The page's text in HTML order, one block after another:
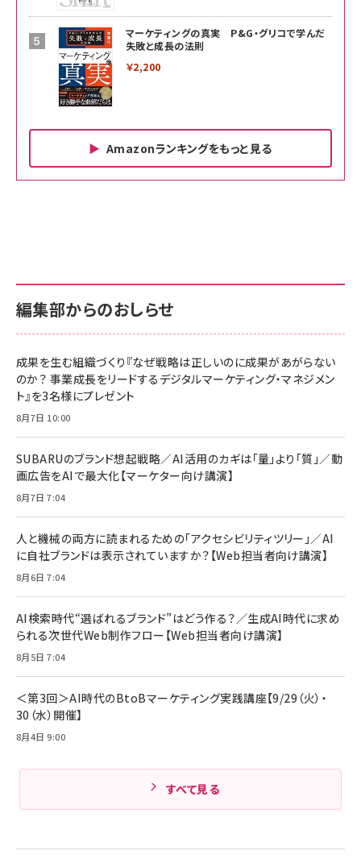
マーケティングの真実 P&G・グリコで学んだ
失敗と成長の法則
￥2,200
Amazonランキングをもっと見る
￥880
anan(アンアン)2026/06/24号 No.2500増刊
スペシャルエディション[王道エンタメの矜持／
￥1,100
anan(アンアン)2026/07/08号 No.2502[2026
￥880
ママ投資家が育休中に１億貯めた株式投資
組織の成果を最大化する ルールのデザイン
￥1,980
Amazonランキングをもっと見る
サポート正規品 メーカー保証5年 KLMEA128G
NIMASO ガラスフィルム iPhone 17 用 保護フィ
すい ガイド枠付き いPhone17 (6.3インチ) 対応
2枚セット DSP25F1698
￥1,599
￥6,980
全ワイヤレスイヤホン/アクティブノイズキャンセリ
技術基準適合】ブラック
￥5,990
ケーブル Anker絡まないケーブル 240W 結束バン
ド付き USB PD対応 シリコン素材採用 iPhone
17 / 16 / 15 / Galaxy iPad Pro MacBook
Pro/Air 各種対応 (1.8m ミッドナイトブラック)
￥1,890
サポート正規品 メーカー保証5年 KLMEA128G
Amazon eギフトカード - Amazonロゴ - クラ
￥5,000
Anker PowerLine III Flow USB-C & USB-C
Pro/Air 各種対応 (1.8m ミッドナイトブラック)
￥1,890
サッポロ 生ビール 黒ラベル 350ml 缶 24本 ビー
ル ケース買い【6/30応募〆切! 黒ラベルビヤセラー
￥4,857
編集部からのおしらせ
成果を生む組織づくり『なぜ戦略は正しいのに成果があがらない
のか？ 事業成長をリードするデジタルマーケティング・マネジメン
ト』を3名様にプレゼント
8月7日 10:00
SUBARUのブランド想起戦略／AI活用のカギは「量」より「質」／動
画広告をAIで最大化【マーケター向け講演】
8月7日 7:04
人と機械の両方に読まれるための「アクセシビリティツリー」／AI
に自社ブランドは表示されていますか？【Web担当者向け講演】
8月6日 7:04
AI検索時代“選ばれるブランド”はどう作る？／生成AI時代に求め
られる次世代Web制作フロー【Web担当者向け講演】
8月5日 7:04
＜第3回＞AI時代のBtoBマーケティング実践講座【9/29（火）・
30（水）開催】
8月4日 9:00
すべて見る